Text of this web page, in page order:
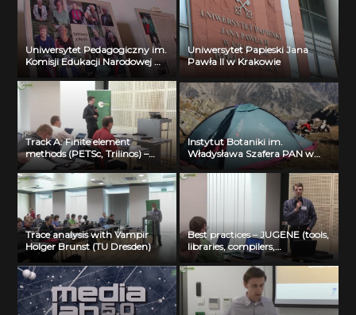
Uniwersytet Pedagogiczny im.
Komisji Edukacji Narodowej w
Krakowie
Uniwersytet Papieski Jana
Pawła II w Krakowie
Track A: Finite element
methods (PETSc, Trilinos) –
Michal Merta (VSB-TUO)
Instytut Botaniki im.
Władysława Szafera PAN w
Krakowie
Trace analysis with Vampir
Holger Brunst (TU Dresden)
Best practices – JUGENE (tools,
libraries, compilers,
optimization) Florian Janetzko
(FZ Juelich)